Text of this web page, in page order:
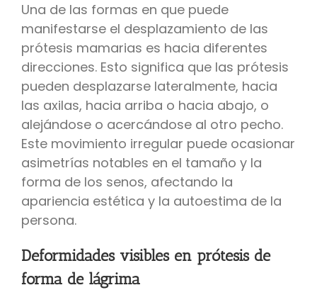
Una de las formas en que puede
manifestarse el desplazamiento de las
prótesis mamarias es hacia diferentes
direcciones. Esto significa que las prótesis
pueden desplazarse lateralmente, hacia
las axilas, hacia arriba o hacia abajo, o
alejándose o acercándose al otro pecho.
Este movimiento irregular puede ocasionar
asimetrías notables en el tamaño y la
forma de los senos, afectando la
apariencia estética y la autoestima de la
persona.
Deformidades visibles en prótesis de
forma de lágrima